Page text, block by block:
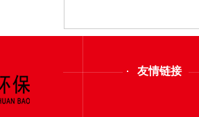
友情链接